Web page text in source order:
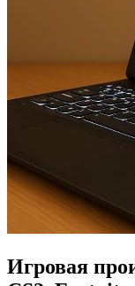
Игровая